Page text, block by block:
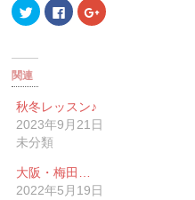
ク
リ
て
で
有
(新
し
い
ウ
ン
ド
ウ
Facebook
で
リ
ッ
ク
だ
さ
い
ク
リ
し
ウ
関連
秋冬レッスン♪
2023年9月21日
未分類
大阪・梅田…
2022年5月19日